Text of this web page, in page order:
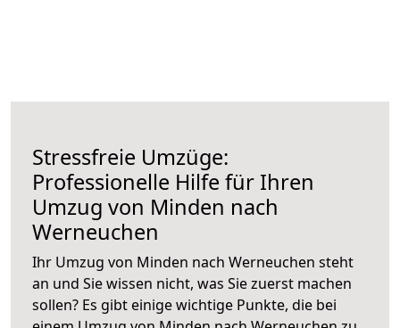
Stressfreie Umzüge:
Professionelle Hilfe für Ihren
Umzug von Minden nach
Werneuchen
Ihr Umzug von Minden nach Werneuchen steht
an und Sie wissen nicht, was Sie zuerst machen
sollen? Es gibt einige wichtige Punkte, die bei